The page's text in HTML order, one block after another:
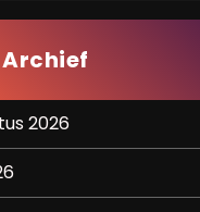
Archief
2026